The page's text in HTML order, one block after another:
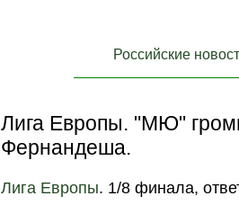
Российские
Лига Европы. "МЮ"
Фернандеша.
Лига Европы. 1/8 финала,